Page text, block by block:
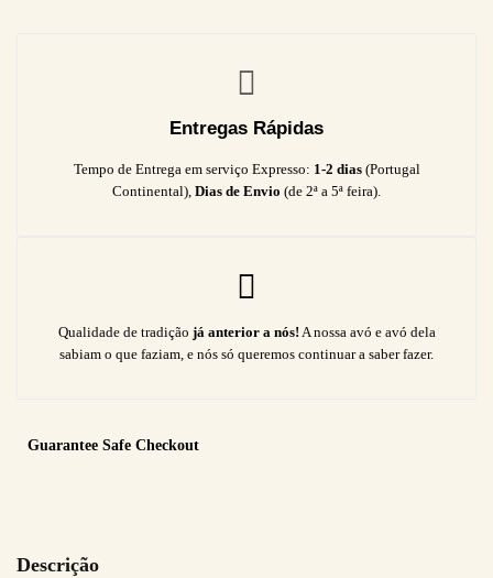
Entregas Rápidas
Tempo de Entrega em serviço Expresso: 1-2 dias(Portugal
Continental), Dias de Envio (de 2ª a 5ª feira).
Qualidade de tradição já anterior a nós! A nossa avó e avó dela
sabiam o que faziam, e nós só queremos continuar a saber fazer.
Guarantee Safe Checkout
Descrição